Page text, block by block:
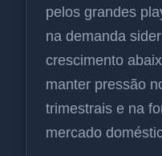
pelos grandes
na demanda
crescimento
manter pressão
trimestrais e na
mercado